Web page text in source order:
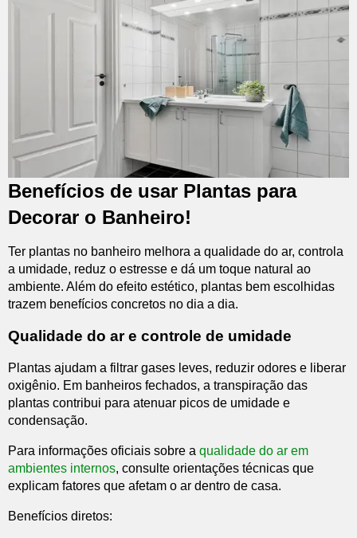
Benefícios de usar Plantas para
Decorar o Banheiro!
Ter plantas no banheiro melhora a qualidade do ar, controla
a umidade, reduz o estresse e dá um toque natural ao
ambiente. Além do efeito estético, plantas bem escolhidas
trazem benefícios concretos no dia a dia.
Qualidade do ar e controle de umidade
Plantas ajudam a filtrar gases leves, reduzir odores e liberar
oxigênio. Em banheiros fechados, a transpiração das
plantas contribui para atenuar picos de umidade e
condensação.
Para informações oficiais sobre a qualidade do ar em
ambientes internos, consulte orientações técnicas que
explicam fatores que afetam o ar dentro de casa.
Benefícios diretos: